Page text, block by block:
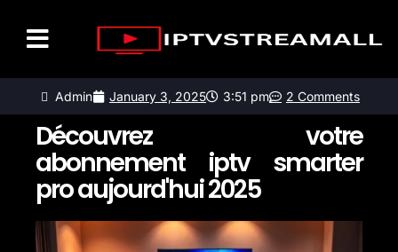
Admin January 3, 2025 3:51 pm 2 Comments
Découvrez votre
abonnement iptv smarter
pro aujourd'hui 2025